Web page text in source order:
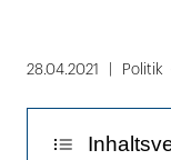
28.04.2021 Politik